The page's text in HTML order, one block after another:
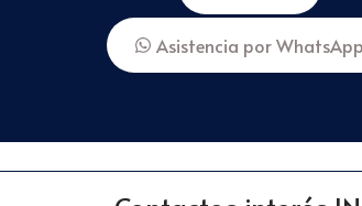
Asistencia por WhatsApp